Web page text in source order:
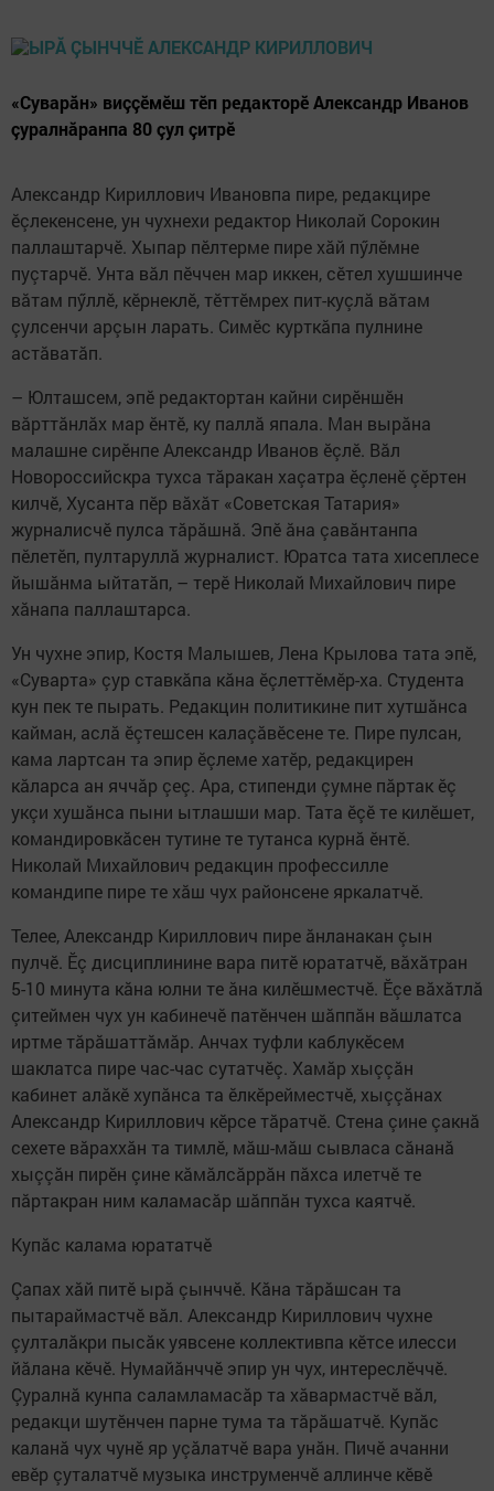
«Суварăн» виççӗмӗш тӗп редакторӗ Александр Иванов
çуралнăранпа 80 çул çитрӗ
Александр Кириллович Ивановпа пире, редакцире
ӗçлекенсене, ун чухнехи редактор Николай Сорокин
паллаштарчӗ. Хыпар пӗлтерме пире хăй пӳлӗмне
пуçтарчӗ. Унта вăл пӗччен мар иккен, сӗтел хушшинче
вăтам пӳллӗ, кӗрнеклӗ, тӗттӗмрех пит-куçлă вăтам
çулсенчи арçын ларать. Симӗс курткăпа пулнине
астăватăп.
– Юлташсем, эпӗ редактортан кайни сирӗншӗн
вăрттăнлăх мар ӗнтӗ, ку паллă япала. Ман вырăна
малашне сирӗнпе Александр Иванов ӗçлӗ. Вăл
Новороссийскра тухса тăракан хаçатра ӗçленӗ çӗртен
килчӗ, Хусанта пӗр вăхăт «Советская Татария»
журналисчӗ пулса тăрăшнă. Эпӗ ăна çавăнтанпа
пӗлетӗп, пултаруллă журналист. Юратса тата хисеплесе
йышăнма ыйтатăп, – терӗ Николай Михайлович пире
хăнапа паллаштарса.
Ун чухне эпир, Костя Малышев, Лена Крылова тата эпӗ,
«Суварта» çур ставкăпа кăна ӗçлеттӗмӗр-ха. Студента
кун пек те пырать. Редакцин политикине пит хутшăнса
кайман, аслă ӗçтешсен калаçăвӗсене те. Пире пулсан,
кама лартсан та эпир ӗçлеме хатӗр, редакцирен
кăларса ан яччăр çеç. Ара, стипенди çумне пăртак ӗç
укçи хушăнса пыни ытлашши мар. Тата ӗçӗ те килӗшет,
командировкăсен тутине те тутанса курнă ӗнтӗ.
Николай Михайлович редакцин профессилле
командипе пире те хăш чух районсене яркалатчӗ.
Телее, Александр Кириллович пире ăнланакан çын
пулчӗ. Ӗç дисциплинине вара питӗ юрататчӗ, вăхăтран
5-10 минута кăна юлни те ăна килӗшместчӗ. Ӗçе вăхăтлă
çитеймен чух ун кабинечӗ патӗнчен шăппăн вăшлатса
иртме тăрăшаттăмăр. Анчах туфли каблукӗсем
шаклатса пире час-час сутатчӗç. Хамăр хыççăн
кабинет алăкӗ хупăнса та ӗлкӗрейместчӗ, хыççăнах
Александр Кириллович кӗрсе тăратчӗ. Стена çине çакнă
сехете вăраххăн та тимлӗ, мăш-мăш сывласа сăнанă
хыççăн пирӗн çине кăмăлсăррăн пăхса илетчӗ те
пăртакран ним каламасăр шăппăн тухса каятчӗ.
Купăс калама юрататчӗ
Çапах хăй питӗ ырă çынччӗ. Кăна тăрăшсан та
пытараймастчӗ вăл. Александр Кириллович чухне
çулталăкри пысăк уявсене коллективпа кӗтсе илесси
йăлана кӗчӗ. Нумайăнччӗ эпир ун чух, интереслӗччӗ.
Çуралнă кунпа саламламасăр та хăвармастчӗ вăл,
редакци шутӗнчен парне тума та тăрăшатчӗ. Купăс
каланă чух чунӗ яр уçăлатчӗ вара унăн. Пичӗ ачанни
евӗр çуталатчӗ музыка инструменчӗ аллинче кӗвӗ